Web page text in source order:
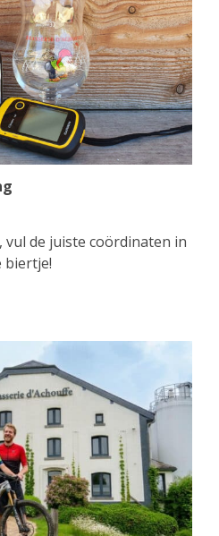
de juiste coördinaten in
biertje!